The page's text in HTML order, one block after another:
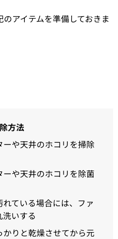
アイテムを準備しておきま
方法
や天井のホコリを掃除
や天井のホコリを除菌
ている場合には、ファ
洗いする
りと乾燥させてから元